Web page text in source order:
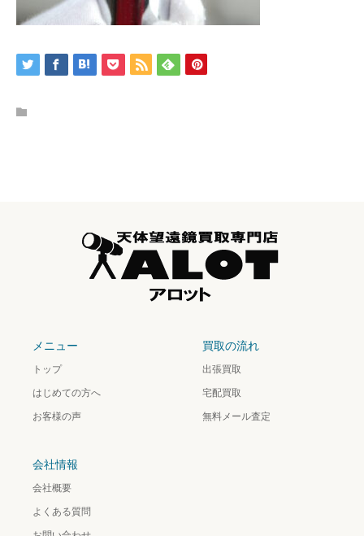
メニュー
トップ
はじめての方へ
お客様の声
買取の流れ
出張買取
宅配買取
無料メール査定
会社情報
会社概要
よくある質問